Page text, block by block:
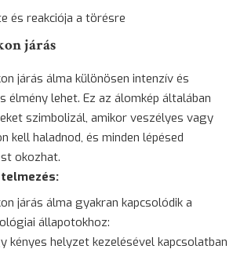
és reakciója a törésre
járás
járás álma különösen intenzív és
élmény lehet. Ez az álomkép általában
szimbolizál, amikor veszélyes vagy
kell haladnod, és minden lépésed
okozhat.
járás álma gyakran kapcsolódik a
állapotokhoz:
kényes helyzet kezelésével kapcsolatban